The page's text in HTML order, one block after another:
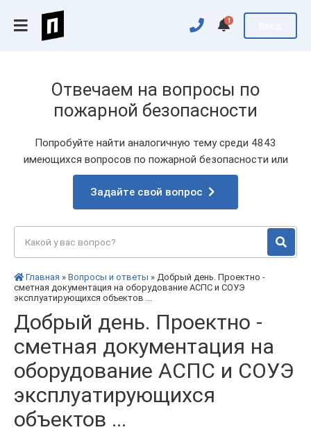
1
Отвечаем на вопросы по
пожарной безопасности
Попробуйте найти аналогичную тему среди 4843
имеющихся вопросов по пожарной безопасности или
Задайте свой вопрос
Главная » Вопросы и ответы » Добрый день. Проектно -
сметная документация на оборудование АСПС и СОУЭ
эксплуатирующихся объектов ...
Добрый день. Проектно -
сметная документация на
оборудование АСПС и СОУЭ
эксплуатирующихся
объектов ...